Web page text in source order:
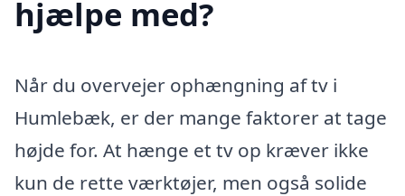
hjælpe med?
Når du overvejer ophængning af tv i
Humlebæk, er der mange faktorer at tage
højde for. At hænge et tv op kræver ikke
kun de rette værktøjer, men også solide